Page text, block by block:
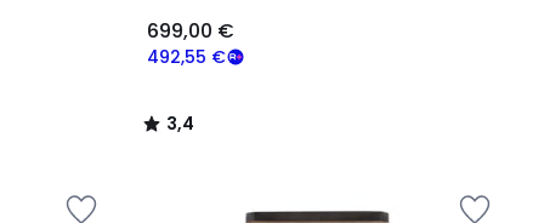
492,55 €
699,00 €
3,4
/